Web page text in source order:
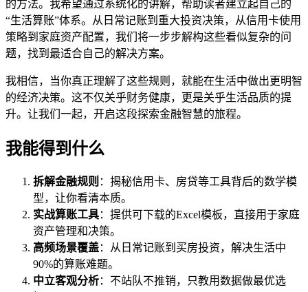
的方法。我希望通过系统化的讲解，帮助读者建立起自己的
“生活算账”体系。从日常记账到重大投资决策，从信用卡使用
策略到家庭资产配置，我们将一步步解构这些看似复杂的问
题，找到最适合自己的解决方案。
我相信，当你真正理解了这些规则，就能在生活中做出更明智
的经济决策。这不仅关乎财务健康，更是关乎生活品质的提
升。让我们一起，开启这段探索金融智慧的旅程。
我能得到什么
拆解金融规则 ：揭秘信用卡、房贷等工具背后的数学模
型，让你看清本质。
实战算账工具：提供可下载的Excel模板，直接用于家庭
资产管理和决策。
高频场景覆盖：从日常记账到买房投资，解决生活中
90%的算账难题。
中立客观分析：不站队不推销，只教用数据做最优选